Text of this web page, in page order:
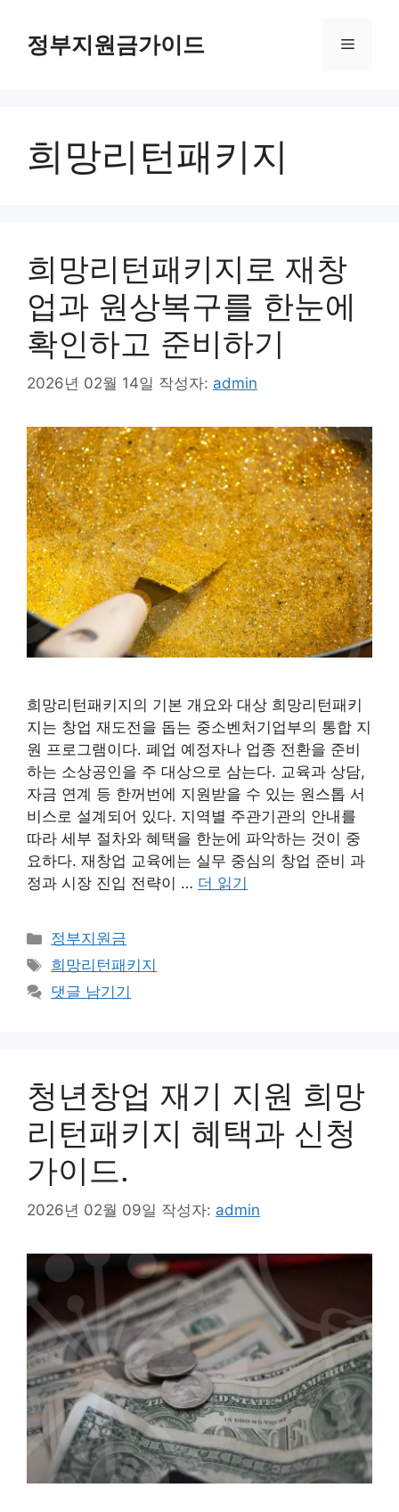
정부지원금가이드 메
희망리턴패키지
희망리턴패키지로 재창
업과 원상복구를 한눈에
확인하고 준비하기
2026년 02월 14일 작성자: admin
희망리턴패키지의 기본 개요와 대상 희망리턴패키
지는 창업 재도전을 돕는 중소벤처기업부의 통합 지
원 프로그램이다. 폐업 예정자나 업종 전환을 준비
하는 소상공인을 주 대상으로 삼는다. 교육과 상담,
자금 연계 등 한꺼번에 지원받을 수 있는 원스톱 서
비스로 설계되어 있다. 지역별 주관기관의 안내를
따라 세부 절차와 혜택을 한눈에 파악하는 것이 중
요하다. 재창업 교육에는 실무 중심의 창업 준비 과
정과 시장 진입 전략이 … 더 읽기
카
테
리
정부지원금
태
그
희망리턴패키지
댓글 남기기
청년창업 재기 지원 희망
리턴패키지 혜택과 신청
가이드.
2026년 02월 09일 작성자: admin